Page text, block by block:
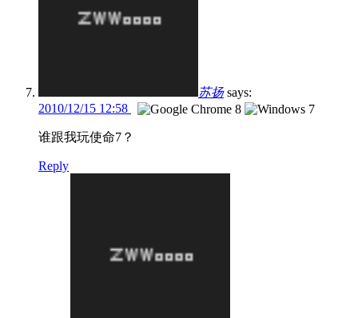
苏扬 says:
2010/12/15 12:58
谁跟我玩使命7？
Reply